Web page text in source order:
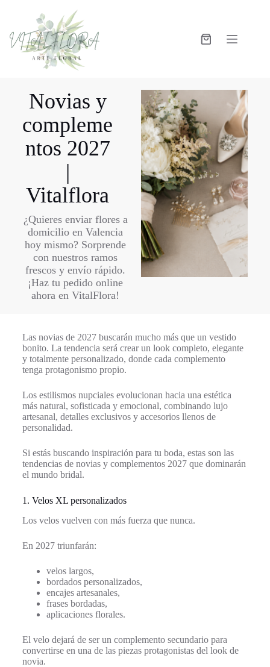
Novias y
compleme
ntos 2027
|
Vitalflora
¿Quieres enviar flores a
domicilio en Valencia
hoy mismo? Sorprende
con nuestros ramos
frescos y envío rápido.
¡Haz tu pedido online
ahora en VitalFlora!
Las novias de 2027 buscarán mucho más que un vestido
bonito. La tendencia será crear un look completo, elegante
y totalmente personalizado, donde cada complemento
tenga protagonismo propio.
Los estilismos nupciales evolucionan hacia una estética
más natural, sofisticada y emocional, combinando lujo
artesanal, detalles exclusivos y accesorios llenos de
personalidad.
Si estás buscando inspiración para tu boda, estas son las
tendencias de novias y complementos 2027 que dominarán
el mundo bridal.
1. Velos XL personalizados
Los velos vuelven con más fuerza que nunca.
En 2027 triunfarán:
velos largos,
bordados personalizados,
encajes artesanales,
frases bordadas,
aplicaciones florales.
El velo dejará de ser un complemento secundario para
convertirse en una de las piezas protagonistas del look de
novia.